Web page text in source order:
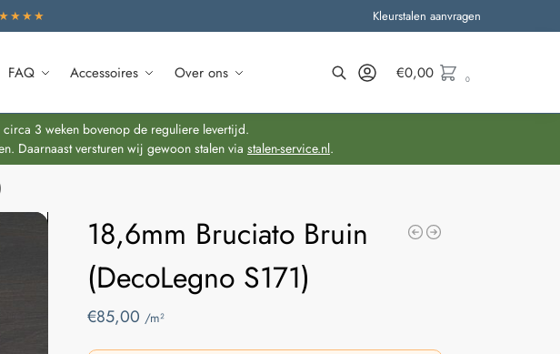
Kleurstalen aanvragen
FAQ Accessoires Over ons €0,00 0
3 weken bovenop de reguliere levertijd.
Daarnaast versturen wij gewoon stalen via stalen-service.nl.
18,6mm Bruciato Bruin
(DecoLegno S171)
€85,00 /m²